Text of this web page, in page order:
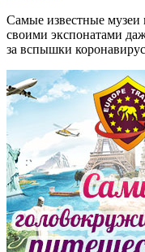
Самые известные музеи
своими экспонатами
за вспышки